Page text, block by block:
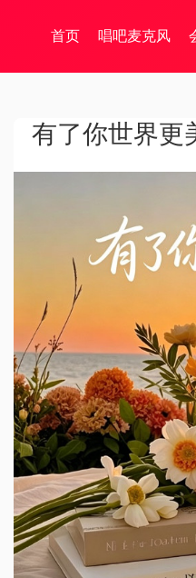
首页 唱吧麦克风
有了你世界更